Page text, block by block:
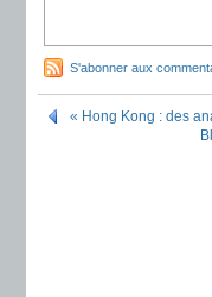
S'abonner aux
« Hong Kong : des